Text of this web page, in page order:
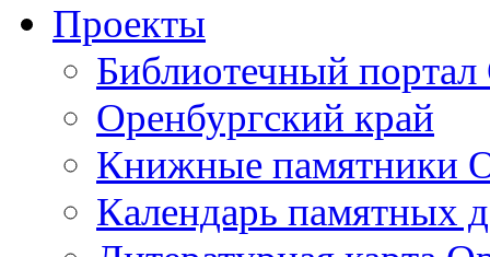
Проекты
Библиотечный портал
Оренбургский край
Книжные памятники
Календарь памятных